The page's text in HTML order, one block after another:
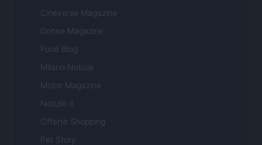
Cineverse Magazine
Donne Magazine
Food Blog
Milano Notizie
Motor Magazine
Notizie.it
Offerte Shopping
Pet Story